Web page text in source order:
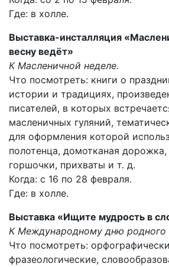
Где: в холле.
Выставка-инсталляция
весну ведёт»
К Масленичной неделе.
Что посмотреть: книги о
истории и традициях,
писателей, в которых
масленичных гуляний,
для оформления которой
полотенца, домотканая дорожка,
горшочки, прихваты и т. д.
Когда: с 16 по 28 февраля.
Где: в холле.
Выставка «Ищите мудрость в
К Международному дню родного
Что посмотреть:
фразеологические,